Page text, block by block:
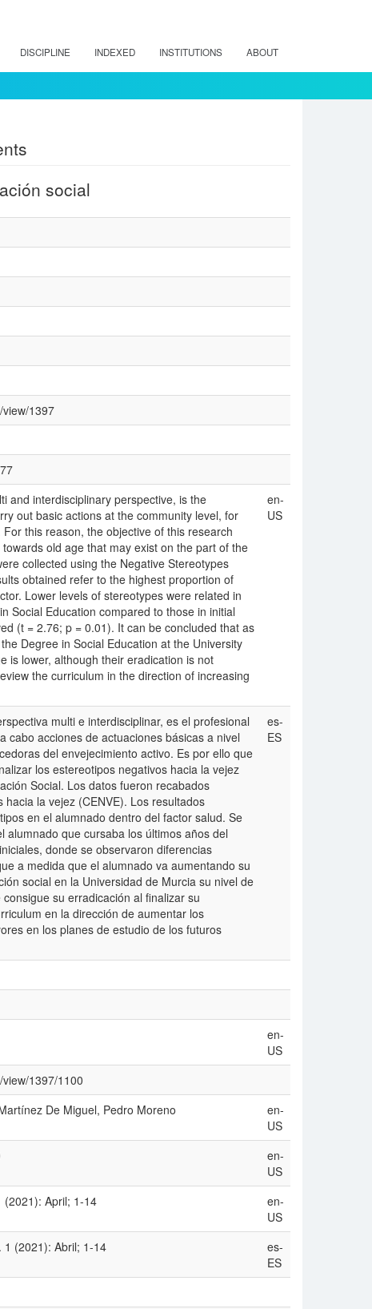
DISCIPLINE INDEXED INSTITUTIONS ABOUT
social
1397
and interdisciplinary perspective, is the
out basic actions at the community level, for
this reason, the objective of this research
old age that may exist on the part of the
collected using the Negative Stereotypes
obtained refer to the highest proportion of
Lower levels of stereotypes were related in
Social Education compared to those in initial
(t = 2.76; p = 0.01). It can be concluded that as
Degree in Social Education at the University
is lower, although their eradication is not
the curriculum in the direction of increasing
en-
US
multi e interdisciplinar, es el profesional
cabo acciones de actuaciones básicas a nivel
del envejecimiento activo. Es por ello que
los estereotipos negativos hacia la vejez
Social. Los datos fueron recabados
la vejez (CENVE). Los resultados
en el alumnado dentro del factor salud. Se
que cursaba los últimos años del
donde se observaron diferencias
a medida que el alumnado va aumentando su
social en la Universidad de Murcia su nivel de
su erradicación al finalizar su
en la dirección de aumentar los
en los planes de estudio de los futuros
es-
ES
en-
US
1397/1100
De Miguel, Pedro Moreno
en-
US
en-
US
(2021): April; 1-14
en-
US
1 (2021): Abril; 1-14
es-
ES